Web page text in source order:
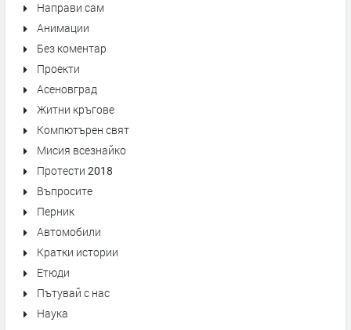
Направи сам
Анимации
Без коментар
Проекти
Асеновград
Житни кръгове
Компютърен свят
Мисия всезнайко
Протести 2018
Въпросите
Перник
Автомобили
Кратки истории
Етюди
Пътувай с нас
Наука